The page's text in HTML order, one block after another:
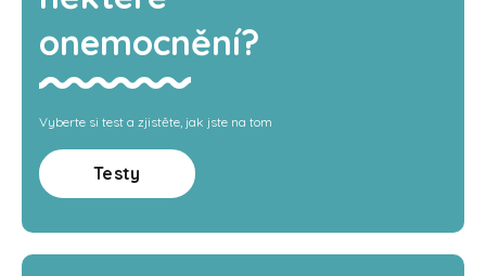
onemocnění?
Vyberte si test a zjistěte, jak jste na tom
Testy